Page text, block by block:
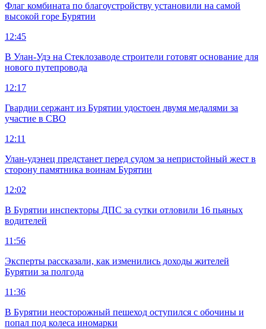
Флаг комбината по благоустройству установили на самой
высокой горе Бурятии
12:45
В Улан-Удэ на Стеклозаводе строители готовят основание для
нового путепровода
12:17
Гвардии сержант из Бурятии удостоен двумя медалями за
участие в СВО
12:11
Улан-удэнец предстанет перед судом за непристойный жест в
сторону памятника воинам Бурятии
12:02
В Бурятии инспекторы ДПС за сутки отловили 16 пьяных
водителей
11:56
Эксперты рассказали, как изменились доходы жителей
Бурятии за полгода
11:36
В Бурятии неосторожный пешеход оступился с обочины и
попал под колеса иномарки